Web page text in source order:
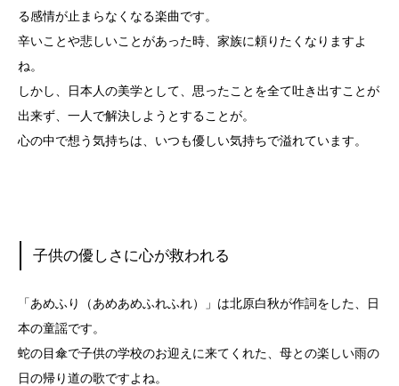
る感情が止まらなくなる楽曲です。
辛いことや悲しいことがあった時、家族に頼りたくなりますよ
ね。
しかし、日本人の美学として、思ったことを全て吐き出すことが
出来ず、一人で解決しようとすることが。
心の中で想う気持ちは、いつも優しい気持ちで溢れています。
子供の優しさに心が救われる
「あめふり（あめあめふれふれ）」は北原白秋が作詞をした、日
本の童謡です。
蛇の目傘で子供の学校のお迎えに来てくれた、母との楽しい雨の
日の帰り道の歌ですよね。